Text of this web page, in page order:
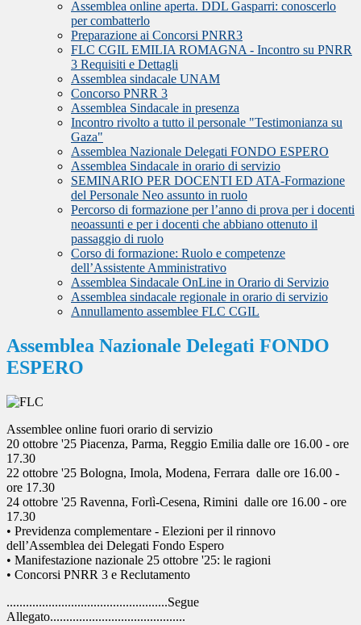
Assemblea online aperta. DDL Gasparri: conoscerlo
per combatterlo
Preparazione ai Concorsi PNRR3
FLC CGIL EMILIA ROMAGNA - Incontro su PNRR
3 Requisiti e Dettagli
Assemblea sindacale UNAM
Concorso PNRR 3
Assemblea Sindacale in presenza
Incontro rivolto a tutto il personale "Testimonianza su
Gaza"
Assemblea Nazionale Delegati FONDO ESPERO
Assemblea Sindacale in orario di servizio
SEMINARIO PER DOCENTI ED ATA-Formazione
del Personale Neo assunto in ruolo
Percorso di formazione per l’anno di prova per i docenti
neoassunti e per i docenti che abbiano ottenuto il
passaggio di ruolo
Corso di formazione: Ruolo e competenze
dell’Assistente Amministrativo
Assemblea Sindacale OnLine in Orario di Servizio
Assemblea sindacale regionale in orario di servizio
Annullamento assemblee FLC CGIL
Assemblea Nazionale Delegati FONDO
ESPERO
Assemblee online fuori orario di servizio
20 ottobre '25 Piacenza, Parma, Reggio Emilia dalle ore 16.00 - ore
17.30
22 ottobre '25 Bologna, Imola, Modena, Ferrara dalle ore 16.00 -
ore 17.30
24 ottobre '25 Ravenna, Forlì-Cesena, Rimini dalle ore 16.00 - ore
17.30
• Previdenza complementare - Elezioni per il rinnovo
dell’Assemblea dei Delegati Fondo Espero
• Manifestazione nazionale 25 ottobre '25: le ragioni
• Concorsi PNRR 3 e Reclutamento
..................................................Segue
Allegato..........................................